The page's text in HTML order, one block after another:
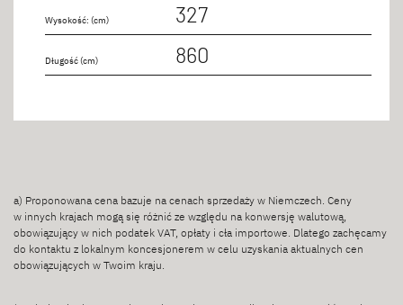
Długość
do 9 m
Wysokość: (cm) 327
Długość (cm) 860
a) Proponowana cena bazuje na cenach sprzedaży w Niemczech. Ceny
w innych krajach mogą się różnić ze względu na konwersję walutową,
obowiązujący w nich podatek VAT, opłaty i cła importowe. Dlatego zachęcamy
do kontaktu z lokalnym koncesjonerem w celu uzyskania aktualnych cen
obowiązujących w Twoim kraju.